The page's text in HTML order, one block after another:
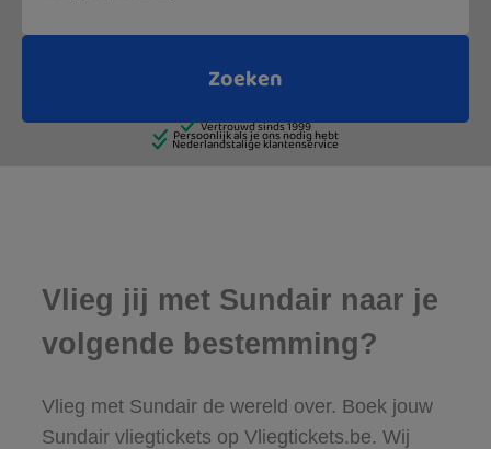
Vlieg jij met Sundair naar je
volgende bestemming?
Vlieg met Sundair de wereld over. Boek jouw
Sundair vliegtickets op Vliegtickets.be. Wij